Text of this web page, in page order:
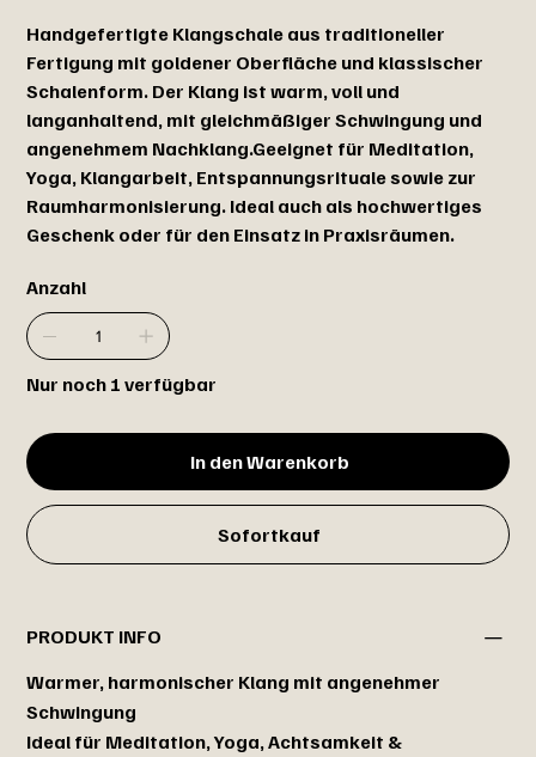
Handgefertigte Klangschale aus traditioneller
Fertigung mit goldener Oberfläche und klassischer
Schalenform. Der Klang ist warm, voll und
langanhaltend, mit gleichmäßiger Schwingung und
angenehmem Nachklang.Geeignet für Meditation,
Yoga, Klangarbeit, Entspannungsrituale sowie zur
Raumharmonisierung. Ideal auch als hochwertiges
Geschenk oder für den Einsatz in Praxisräumen.
Anzahl
Nur noch 1 verfügbar
In den Warenkorb
Sofortkauf
PRODUKT INFO
Warmer, harmonischer Klang mit angenehmer
Schwingung
Ideal für Meditation, Yoga, Achtsamkeit &